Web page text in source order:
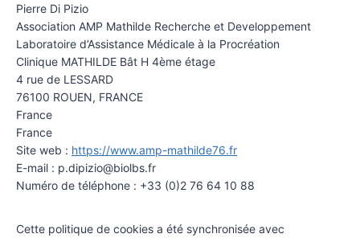
Pierre Di Pizio
Association AMP Mathilde Recherche et Developpement
Laboratoire d’Assistance Médicale à la Procréation
Clinique MATHILDE Bât H 4ème étage
4 rue de LESSARD
76100 ROUEN, FRANCE
France
France
Site web : https://www.amp-mathilde76.fr
E-mail : p.dipizio@biolbs.fr
Numéro de téléphone : +33 (0)2 76 64 10 88
Cette politique de cookies a été synchronisée avec